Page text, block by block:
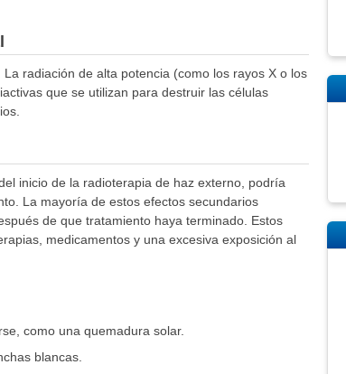
radiación de alta potencia (como los rayos X o los
que se utilizan para destruir las células
inicio de la radioterapia de haz externo, podría
La mayoría de estos efectos secundarios
de que tratamiento haya terminado. Estos
medicamentos y una excesiva exposición al
como una quemadura solar.
blancas.